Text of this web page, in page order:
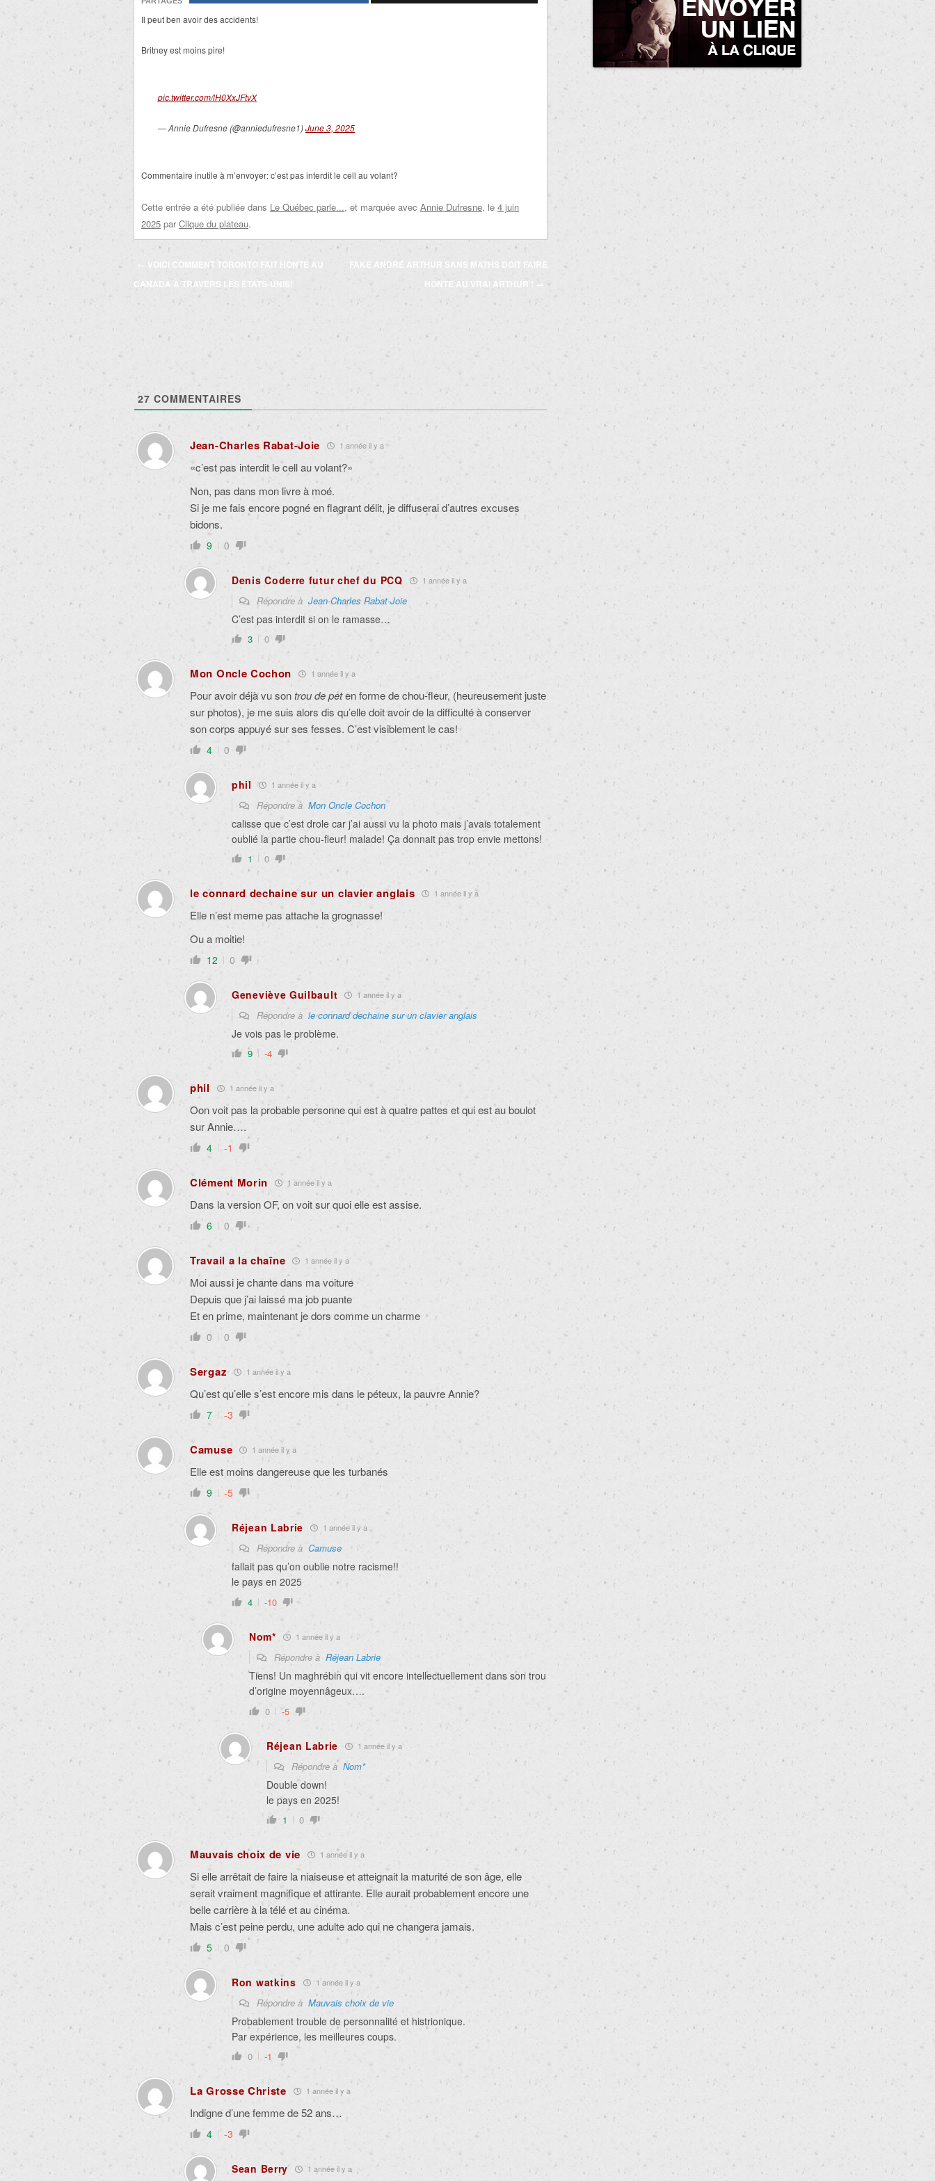
Il peut ben avoir des accidents!
Britney est moins pire!
pic.twitter.com/lH0XxJFtvX
— Annie Dufresne (@anniedufresne1)June 3, 2025
Commentaire inutile à m’envoyer: c’est pas interdit le cell au volant?
Cette entrée a été publiée dans Le Québec parle..., et marquée avec Annie Dufresne, le 4 juin
2025 par Clique du plateau.
Navigation
des
articles
← VOICI COMMENT TORONTO FAIT HONTE AU
CANADA À TRAVERS LES ÉTATS-UNIS!
FAKE ANDRÉ ARTHUR SANS MATHS DOIT FAIRE
HONTE AU VRAI ARTHUR !
→
27 COMMENTAIRES
Jean-Charles Rabat-Joie 1 année il y a
«c’est pas interdit le cell au volant?»
Non, pas dans mon livre à moé.
Si je me fais encore pogné en flagrant délit, je diffuserai d’autres excuses
bidons.
9 0
Denis Coderre futur chef du PCQ 1 année il y a
Répondre à Jean-Charles Rabat-Joie
C’est pas interdit si on le ramasse…
3 0
Mon Oncle Cochon 1 année il y a
Pour avoir déjà vu sontrou de peten forme de chou-fleur, (heureusement juste
sur photos), je me suis alors dis qu’elle doit avoir de la difficulté à conserver
son corps appuyé sur ses fesses. C’est visiblement le cas!
4 0
phil 1 année il y a
Répondre à Mon Oncle Cochon
calisse que c’est drole car j’ai aussi vu la photo mais j’avais totalement
oublié la partie chou-fleur! malade! Ça donnait pas trop envie mettons!
1 0
le connard dechaine sur un clavier anglais 1 année il y a
Elle n’est meme pas attache la grognasse!
Ou a moitie!
12 0
Geneviève Guilbault 1 année il y a
Répondre à le connard dechaine sur un clavier anglais
Je vois pas le problème.
9 -4
phil 1 année il y a
Oon voit pas la probable personne qui est à quatre pattes et qui est au boulot
sur Annie….
4 -1
Clément Morin 1 année il y a
Dans la version OF, on voit sur quoi elle est assise.
6 0
Travail a la chaîne 1 année il y a
Moi aussi je chante dans ma voiture
Depuis que j’ai laissé ma job puante
Et en prime, maintenant je dors comme un charme
0 0
Sergaz 1 année il y a
Qu’est qu’elle s’est encore mis dans le péteux, la pauvre Annie?
7 -3
Camuse 1 année il y a
Elle est moins dangereuse que les turbanés
9 -5
Réjean Labrie 1 année il y a
Répondre à Camuse
fallait pas qu’on oublie notre racisme!!
le pays en 2025
4 -10
Nom* 1 année il y a
Répondre à Réjean Labrie
Tiens! Un maghrébin qui vit encore intellectuellement dans son trou
d’origine moyennâgeux….
0 -5
Réjean Labrie 1 année il y a
Répondre à Nom*
Double down!
le pays en 2025!
1 0
Mauvais choix de vie 1 année il y a
Si elle arrêtait de faire la niaiseuse et atteignait la maturité de son âge, elle
serait vraiment magnifique et attirante. Elle aurait probablement encore une
belle carrière à la télé et au cinéma.
Mais c’est peine perdu, une adulte ado qui ne changera jamais.
5 0
Ron watkins 1 année il y a
Répondre à Mauvais choix de vie
Probablement trouble de personnalité et histrionique.
Par expérience, les meilleures coups.
0 -1
La Grosse Christe 1 année il y a
Indigne d’une femme de 52 ans…
4 -3
Sean Berry 1 année il y a